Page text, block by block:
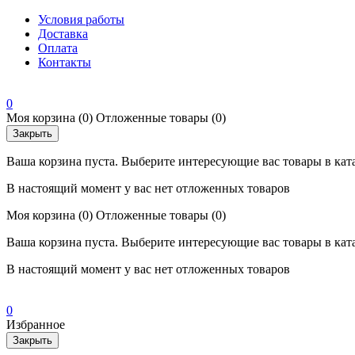
Условия работы
Доставка
Оплата
Контакты
0
Моя корзина (0) Отложенные товары (0)
Закрыть
Ваша корзина пуста. Выберите интересующие вас товары в
В настоящий момент у вас нет отложенных товаров
Моя корзина (0) Отложенные товары (0)
Ваша корзина пуста. Выберите интересующие вас товары в
В настоящий момент у вас нет отложенных товаров
0
Избранное
Закрыть